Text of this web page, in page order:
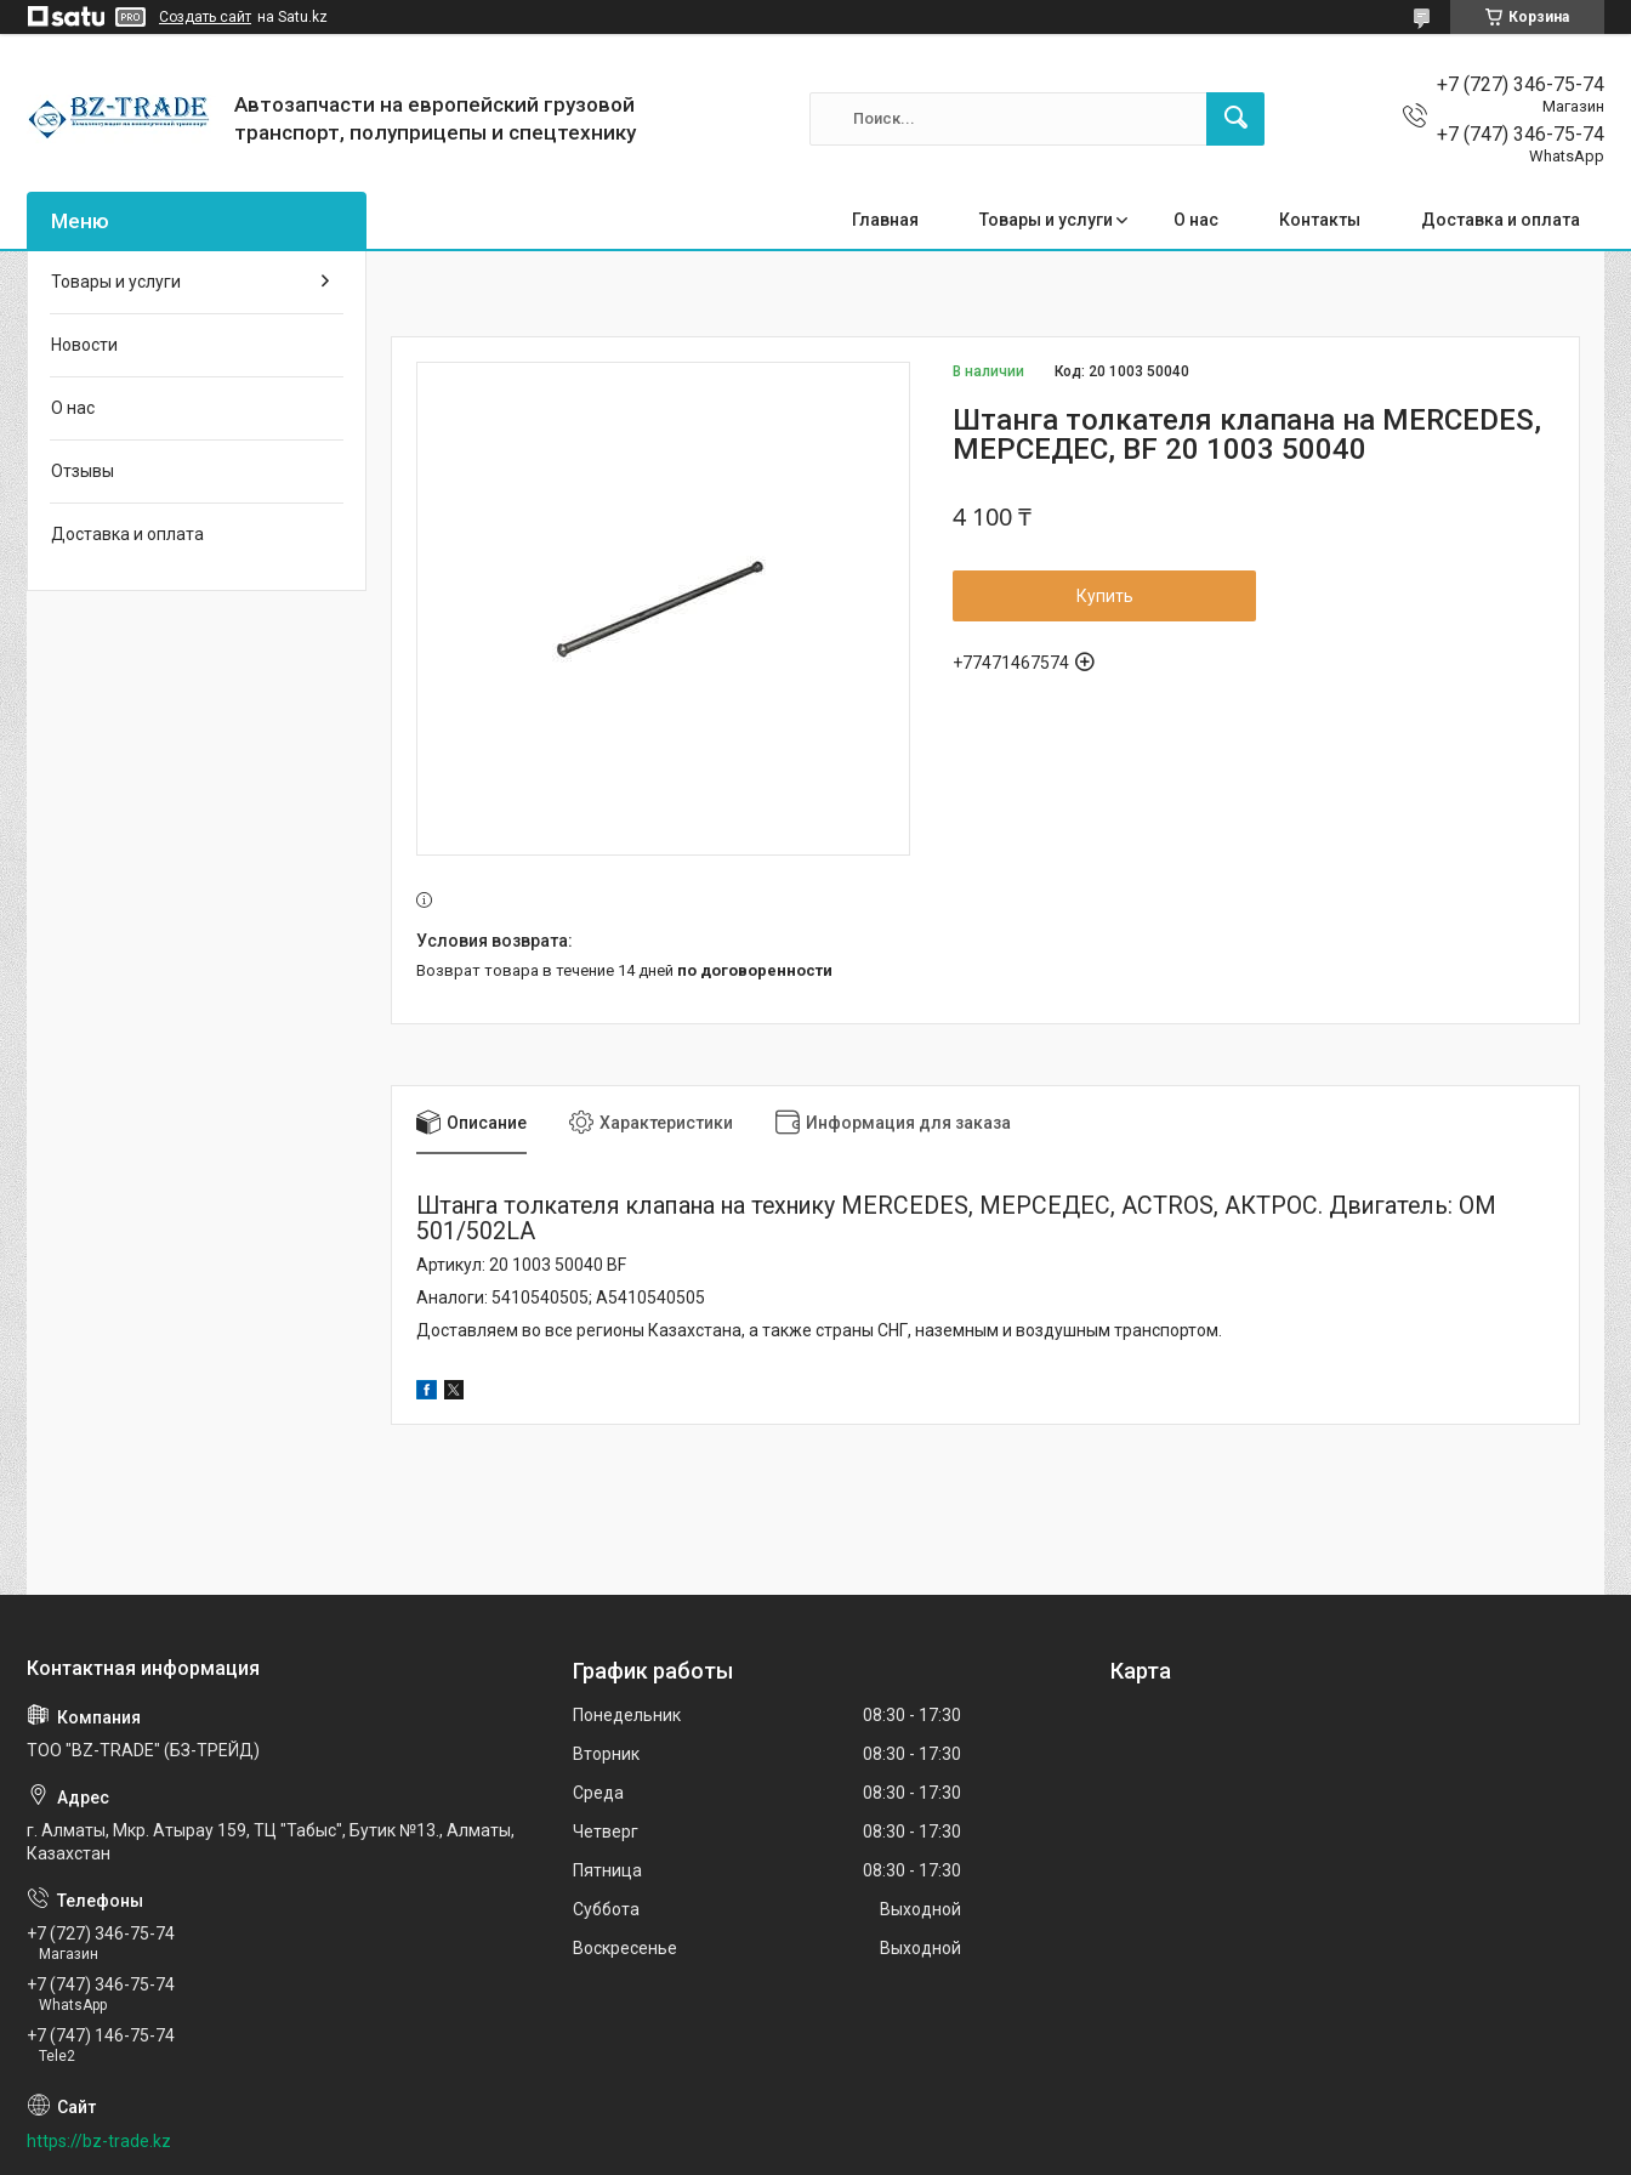
Создать сайт на Satu.kz Корзина
Автозапчасти на европейский грузовой
транспорт, полуприцепы и спецтехнику
+7 (727) 346-75-74
Магазин
+7 (747) 346-75-74
WhatsApp
Главная Товары и услуги О нас Контакты Доставка и оплата
В наличии Код: 20 1003 50040
Штанга толкателя клапана на MERCEDES,
МЕРСЕДЕС, BF 20 1003 50040
4 100 ₸
Купить
+77471467574
возврат товара в течение 14 дней по договоренности
Описание Характеристики Информация для заказа
Штанга толкателя клапана на технику MERCEDES, МЕРСЕДЕС, ACTROS, АКТРОС. Двигатель: OM
501/502LA
Артикул: 20 1003 50040 BF
Аналоги: 5410540505; A5410540505
Доставляем во все регионы Казахстана, а также страны СНГ, наземным и воздушным транспортом.
Товары и услуги
Новости
О нас
Отзывы
Доставка и оплата
ТОО "BZ-TRADE" (БЗ-ТРЕЙД)
г. Алматы, Мкр. Атырау 159, ТЦ "Табыс", Бутик №13., Алматы,
Казахстан
+7 (727) 346-75-74
Магазин
+7 (747) 346-75-74
WhatsApp
+7 (747) 146-75-74
Tele2
https://bz-trade.kz
График работы
Понедельник 08:30
17:30
Вторник
08:30
17:30
Среда
08:30
17:30
Четверг
08:30
17:30
Пятница
08:30
17:30
Суббота
Выходной
Воскресенье
Выходной
Карта